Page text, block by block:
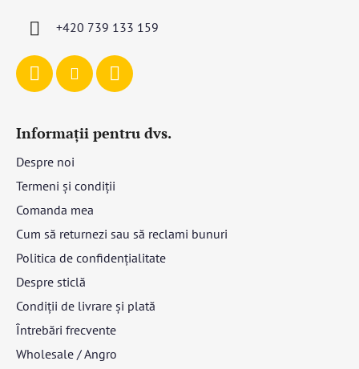
+420 739 133 159
Informații pentru dvs.
Despre noi
Termeni și condiții
Comanda mea
Cum să returnezi sau să reclami bunuri
Politica de confidențialitate
Despre sticlă
Condiții de livrare și plată
Întrebări frecvente
Wholesale / Angro